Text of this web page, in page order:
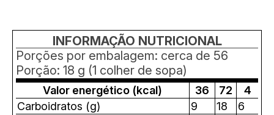
INFORMAÇÃO NUTRICIONAL
Porções por embalagem: cerca de 56
Porção: 18 g (1 colher de sopa)
Valor energético (kcal) 36 72
4
Carboidratos (g)
9 18
6